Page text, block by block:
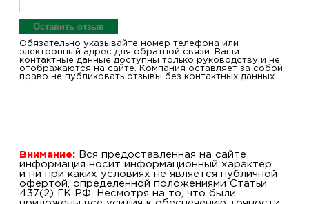
Оставить отзыв
Обязательно указывайте номер телефона или
электронный адрес для обратной связи. Ваши
контактные данные доступны только руководству и не
отображаются на сайте. Компания оставляет за собой
право не публиковать отзывы без контактных данных.
Внимание: Вся предоставленная на сайте
информация носит информационный характер
и ни при каких условиях не является публичной
офертой, определенной положениями Статьи
437(2) ГК РФ. Несмотря на то, что были